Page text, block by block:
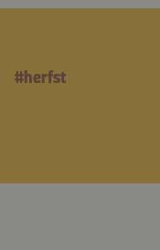
#herfst